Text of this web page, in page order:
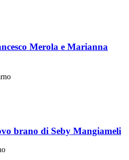
Merola e Marianna
brano di Seby Mangiameli